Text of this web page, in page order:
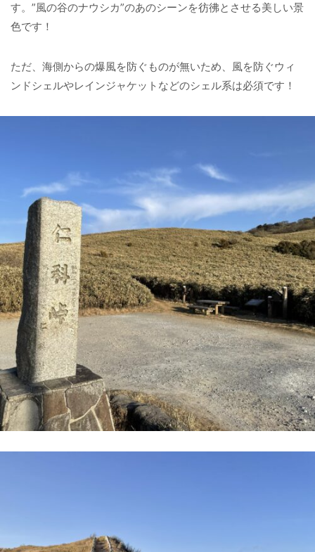
す。”風の谷のナウシカ”のあのシーンを彷彿とさせる美しい景
色です！
ただ、海側からの爆風を防ぐものが無いため、風を防ぐウィ
ンドシェルやレインジャケットなどのシェル系は必須です！